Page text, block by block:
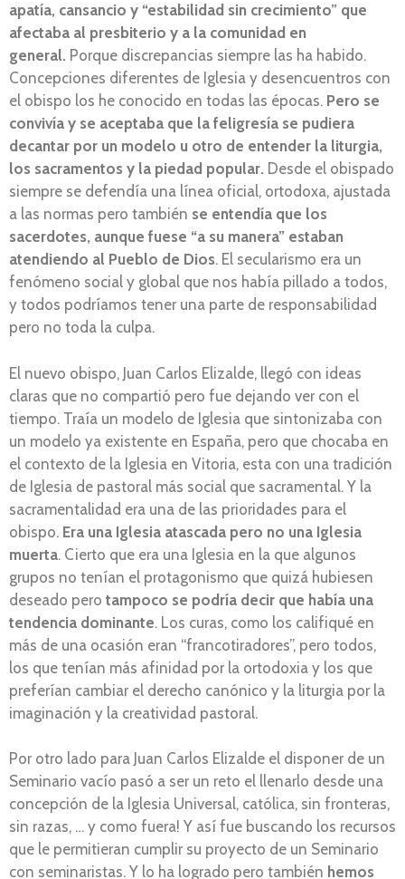
apatía, cansancio y “estabilidad sin crecimiento” que
afectaba al presbiterio y a la comunidad en
general. Porque discrepancias siempre las ha habido.
Concepciones diferentes de Iglesia y desencuentros con
el obispo los he conocido en todas las épocas. Pero se
convivía y se aceptaba que la feligresía se pudiera
decantar por un modelo u otro de entender la liturgia,
los sacramentos y la piedad popular. Desde el obispado
siempre se defendía una línea oficial, ortodoxa, ajustada
a las normas pero también se entendía que los
sacerdotes, aunque fuese “a su manera” estaban
atendiendo al Pueblo de Dios. El secularismo era un
fenómeno social y global que nos había pillado a todos,
y todos podríamos tener una parte de responsabilidad
pero no toda la culpa.
El nuevo obispo, Juan Carlos Elizalde, llegó con ideas
claras que no compartió pero fue dejando ver con el
tiempo. Traía un modelo de Iglesia que sintonizaba con
un modelo ya existente en España, pero que chocaba en
el contexto de la Iglesia en Vitoria, esta con una tradición
de Iglesia de pastoral más social que sacramental. Y la
sacramentalidad era una de las prioridades para el
obispo. Era una Iglesia atascada pero no una Iglesia
muerta. Cierto que era una Iglesia en la que algunos
grupos no tenían el protagonismo que quizá hubiesen
deseado pero tampoco se podría decir que había una
tendencia dominante. Los curas, como los califiqué en
más de una ocasión eran “francotiradores”, pero todos,
los que tenían más afinidad por la ortodoxia y los que
preferían cambiar el derecho canónico y la liturgia por la
imaginación y la creatividad pastoral.
Por otro lado para Juan Carlos Elizalde el disponer de un
Seminario vacío pasó a ser un reto el llenarlo desde una
concepción de la Iglesia Universal, católica, sin fronteras,
sin razas, … y como fuera! Y así fue buscando los recursos
que le permitieran cumplir su proyecto de un Seminario
con seminaristas. Y lo ha logrado pero también hemos